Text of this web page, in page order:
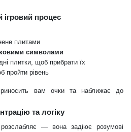
ігровий процес
плитами
символами
плитки, щоб прибрати їх
пройти рівень
вам очки та наближає до
та логіку
— вона задіює розумові